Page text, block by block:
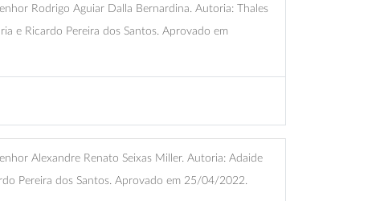
Rodrigo Aguiar Dalla Bernardina. Autoria: Thales
e Ricardo Pereira dos Santos. Aprovado em
Alexandre Renato Seixas Miller. Autoria: Adaide
Pereira dos Santos. Aprovado em 25/04/2022.